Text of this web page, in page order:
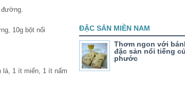
10g bột nổi
lá, 1 ít miến, 1 ít nấm
ĐẶC SẢN MIỀN NAM
Thơm ngon với
đặc sản nổi tiếng
phước